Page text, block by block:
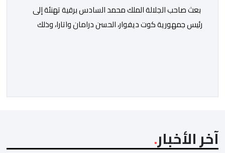
بعث صاحب الجلالة الملك محمد السادس برقية تهنئة إلى
رئيس جمهورية كوت ديفوار، الحسن درامان واتارا، وذلك
المغربية وجمهورية كوت ديفوار، بحكم […]
آخر الأخبار